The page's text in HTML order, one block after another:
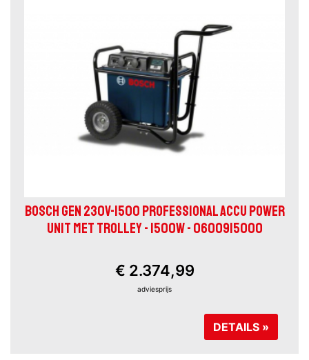
BOSCH GEN 230V-1500 PROFESSIONAL ACCU POWER
UNIT MET TROLLEY - 1500W - 0600915000
€ 2.374,99
adviesprijs
DETAILS »